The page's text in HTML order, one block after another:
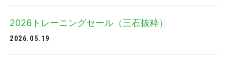
2026トレーニングセール（三石抜粋）
2026.05.19